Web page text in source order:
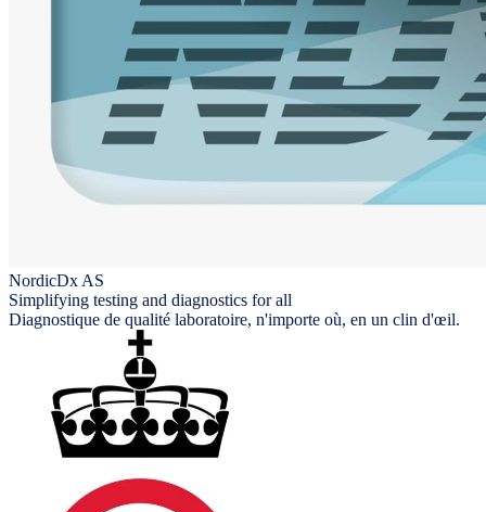
NordicDx AS
Simplifying testing and diagnostics for all
Diagnostique de qualité laboratoire, n'importe où, en un clin d'œil.